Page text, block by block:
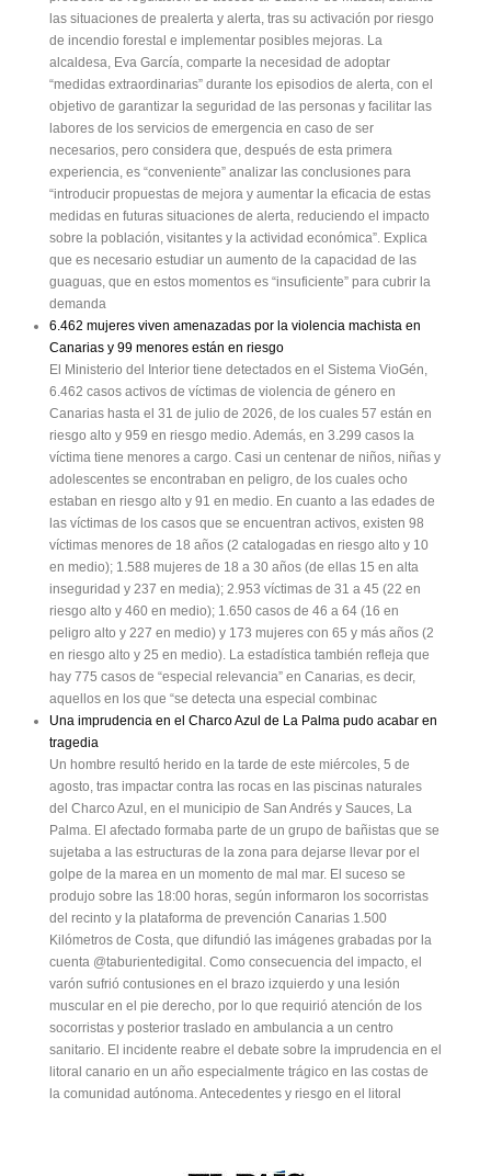
las situaciones de prealerta y alerta, tras su activación por riesgo
de incendio forestal e implementar posibles mejoras. La
alcaldesa, Eva García, comparte la necesidad de adoptar
“medidas extraordinarias” durante los episodios de alerta, con el
objetivo de garantizar la seguridad de las personas y facilitar las
labores de los servicios de emergencia en caso de ser
necesarios, pero considera que, después de esta primera
experiencia, es “conveniente” analizar las conclusiones para
“introducir propuestas de mejora y aumentar la eficacia de estas
medidas en futuras situaciones de alerta, reduciendo el impacto
sobre la población, visitantes y la actividad económica”. Explica
que es necesario estudiar un aumento de la capacidad de las
guaguas, que en estos momentos es “insuficiente” para cubrir la
demanda
6.462 mujeres viven amenazadas por la violencia machista en
Canarias y 99 menores están en riesgo
El Ministerio del Interior tiene detectados en el Sistema VioGén,
6.462 casos activos de víctimas de violencia de género en
Canarias hasta el 31 de julio de 2026, de los cuales 57 están en
riesgo alto y 959 en riesgo medio. Además, en 3.299 casos la
víctima tiene menores a cargo. Casi un centenar de niños, niñas y
adolescentes se encontraban en peligro, de los cuales ocho
estaban en riesgo alto y 91 en medio. En cuanto a las edades de
las víctimas de los casos que se encuentran activos, existen 98
víctimas menores de 18 años (2 catalogadas en riesgo alto y 10
en medio); 1.588 mujeres de 18 a 30 años (de ellas 15 en alta
inseguridad y 237 en media); 2.953 víctimas de 31 a 45 (22 en
riesgo alto y 460 en medio); 1.650 casos de 46 a 64 (16 en
peligro alto y 227 en medio) y 173 mujeres con 65 y más años (2
en riesgo alto y 25 en medio). La estadística también refleja que
hay 775 casos de “especial relevancia” en Canarias, es decir,
aquellos en los que “se detecta una especial combinac
Una imprudencia en el Charco Azul de La Palma pudo acabar en
tragedia
Un hombre resultó herido en la tarde de este miércoles, 5 de
agosto, tras impactar contra las rocas en las piscinas naturales
del Charco Azul, en el municipio de San Andrés y Sauces, La
Palma. El afectado formaba parte de un grupo de bañistas que se
sujetaba a las estructuras de la zona para dejarse llevar por el
golpe de la marea en un momento de mal mar. El suceso se
produjo sobre las 18:00 horas, según informaron los socorristas
del recinto y la plataforma de prevención Canarias 1.500
Kilómetros de Costa, que difundió las imágenes grabadas por la
cuenta @taburientedigital. Como consecuencia del impacto, el
varón sufrió contusiones en el brazo izquierdo y una lesión
muscular en el pie derecho, por lo que requirió atención de los
socorristas y posterior traslado en ambulancia a un centro
sanitario. El incidente reabre el debate sobre la imprudencia en el
litoral canario en un año especialmente trágico en las costas de
la comunidad autónoma. Antecedentes y riesgo en el litoral